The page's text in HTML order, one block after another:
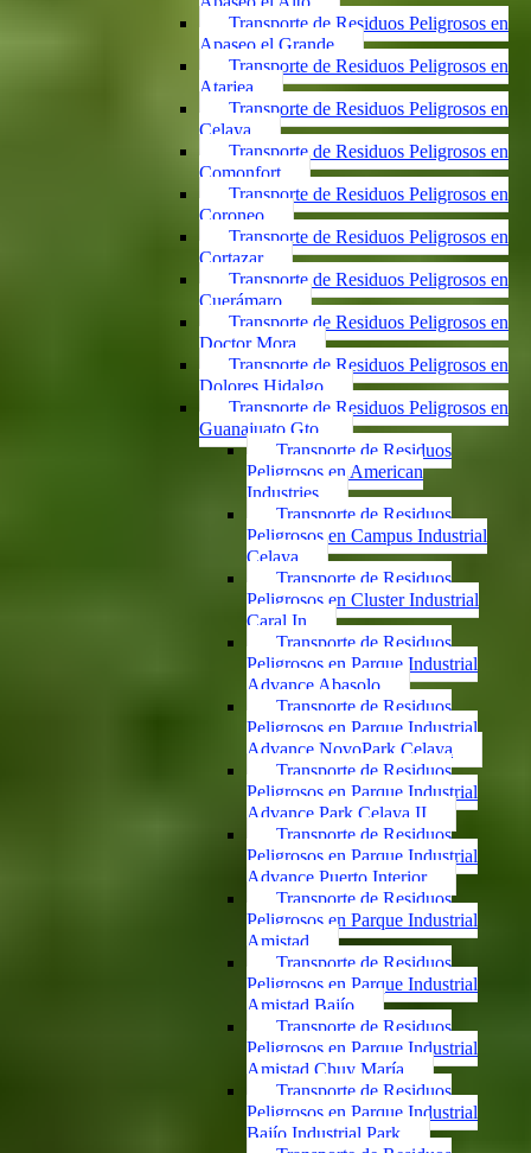
Transporte de Residuos Peligrosos en
Apaseo el Grande
Transporte de Residuos Peligrosos en
Atarjea
Transporte de Residuos Peligrosos en
Celaya
Transporte de Residuos Peligrosos en
Comonfort
Transporte de Residuos Peligrosos en
Coroneo
Transporte de Residuos Peligrosos en
Cortazar
Transporte de Residuos Peligrosos en
Cuerámaro
Transporte de Residuos Peligrosos en
Doctor Mora
Transporte de Residuos Peligrosos en
Dolores Hidalgo
Transporte de Residuos Peligrosos en
Guanajuato Gto.
Transporte de Residuos
Peligrosos en American
Industries
Transporte de Residuos
Peligrosos en Campus Industrial
Celaya
Transporte de Residuos
Peligrosos en Cluster Industrial
Caral In
Transporte de Residuos
Peligrosos en Parque Industrial
Advance Abasolo
Transporte de Residuos
Peligrosos en Parque Industrial
Advance NovoPark Celaya
Transporte de Residuos
Peligrosos en Parque Industrial
Advance Park Celaya II
Transporte de Residuos
Peligrosos en Parque Industrial
Advance Puerto Interior
Transporte de Residuos
Peligrosos en Parque Industrial
Amistad
Transporte de Residuos
Peligrosos en Parque Industrial
Amistad Bajío
Transporte de Residuos
Peligrosos en Parque Industrial
Amistad Chuy María
Transporte de Residuos
Peligrosos en Parque Industrial
Bajío Industrial Park